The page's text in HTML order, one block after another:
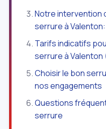
Notre intervention
serrure à
Tarifs indicatifs
serrure à
Choisir le bon
nos engagements
Questions
serrure